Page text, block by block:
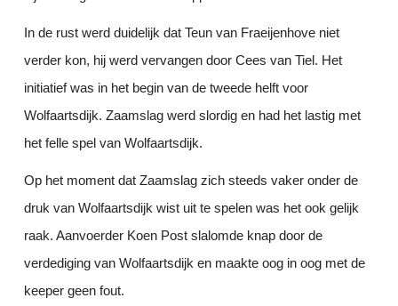
In de rust werd duidelijk dat Teun van Fraeijenhove niet
verder kon, hij werd vervangen door Cees van Tiel. Het
initiatief was in het begin van de tweede helft voor
Wolfaartsdijk. Zaamslag werd slordig en had het lastig met
het felle spel van Wolfaartsdijk.
Op het moment dat Zaamslag zich steeds vaker onder de
druk van Wolfaartsdijk wist uit te spelen was het ook gelijk
raak. Aanvoerder Koen Post slalomde knap door de
verdediging van Wolfaartsdijk en maakte oog in oog met de
keeper geen fout.